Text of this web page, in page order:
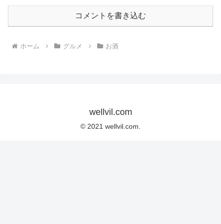
コメントを書き込む
ホーム グルメ お酒
wellvil.com
© 2021 wellvil.com.